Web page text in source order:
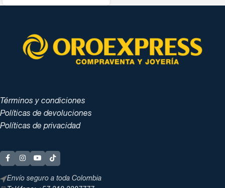
Términos y condiciones
Políticas de devoluciones
Políticas de privacidad
Envío seguro a toda Colombia